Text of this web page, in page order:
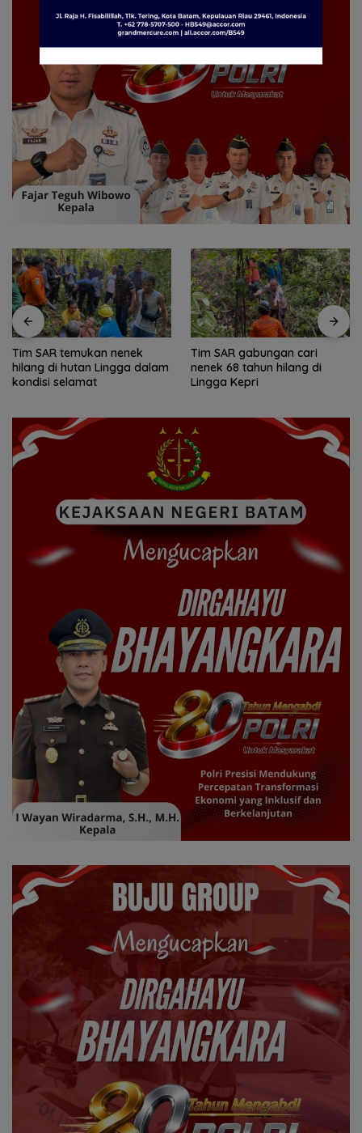
Tim SAR temukan nenek
hilang di hutan Lingga dalam
kondisi selamat
Tim SAR gabungan cari
nenek 68 tahun hilang di
Lingga Kepri